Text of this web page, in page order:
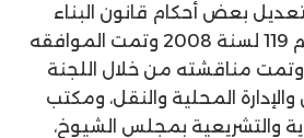
بعض أحكام قانون البناء
والقانون الصادر به رقم 119 لسنة 2008 وتمت الموافقه
وتمت مناقشته من خلال اللجنة
المحلية والنقل، ومكتب
والتشريعية بمجلس الشيوخ،